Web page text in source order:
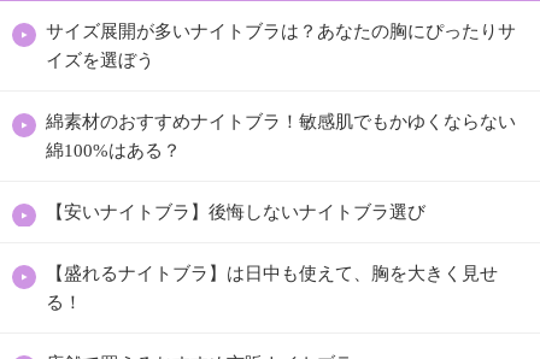
サイズ展開が多いナイトブラは？あなたの胸にぴったりサ
イズを選ぼう
綿素材のおすすめナイトブラ！敏感肌でもかゆくならない
綿100%はある？
【安いナイトブラ】後悔しないナイトブラ選び
【盛れるナイトブラ】は日中も使えて、胸を大きく見せ
る！